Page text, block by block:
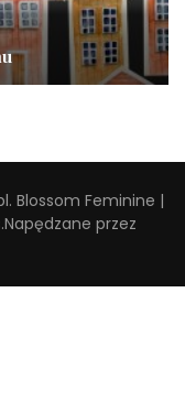
. Blossom Feminine |
.Napędzane przez